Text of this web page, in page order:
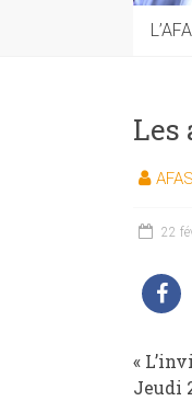
du
public
Les
AFAS
22
«
Jeudi